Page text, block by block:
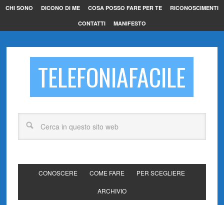
CHI SONO DICONO DI ME COSA POSSO FARE PER TE RICONOSCIMENTI
CONTATTI MANIFESTO
TELEFONIAFACILE
CONOSCERE COME FARE PER SCEGLIERE
ARCHIVIO